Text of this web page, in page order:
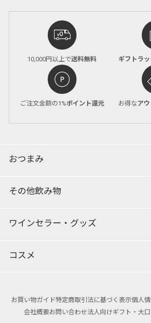
10,000円以上で送料無料 ギフトラ
ご注文金額の1%ポイント還元 お得なア
おつまみ
その他飲み物
ワインセラー・グッズ
コスメ
お買い物ガイド特定商取引法に基づく表示個人
会社概要お問い合わせ法人向けギフト・大